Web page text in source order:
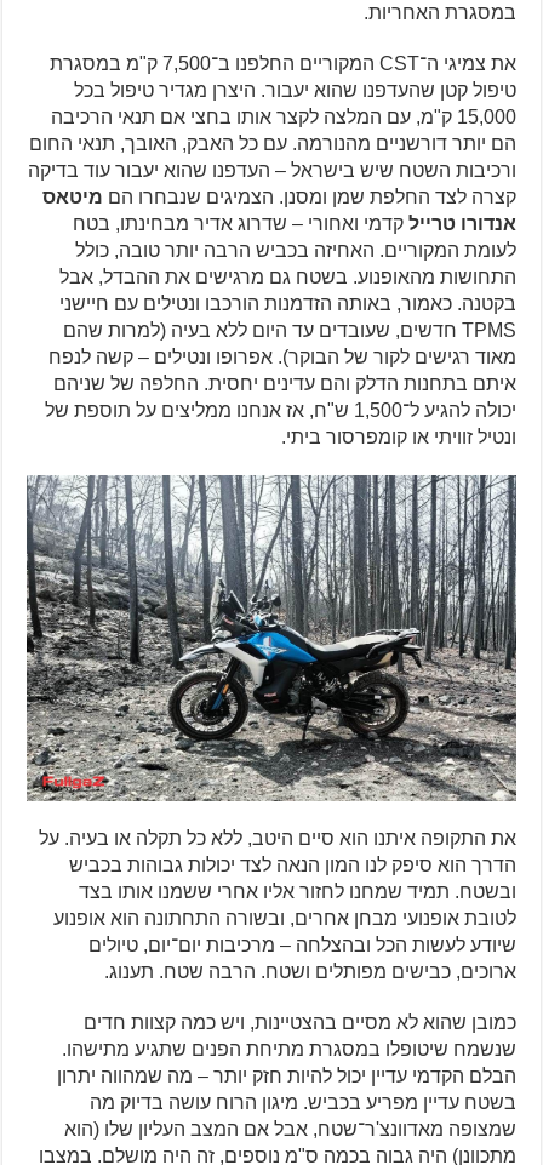
במסגרת האחריות.
את צמיגי ה־CST המקוריים החלפנו ב־7,500 ק"מ במסגרת
טיפול קטן שהעדפנו שהוא יעבור. היצרן מגדיר טיפול בכל
15,000 ק"מ, עם המלצה לקצר אותו בחצי אם תנאי הרכיבה
הם יותר דורשניים מהנורמה. עם כל האבק, האובך, תנאי החום
ורכיבות השטח שיש בישראל – העדפנו שהוא יעבור עוד בדיקה
קצרה לצד החלפת שמן ומסנן. הצמיגים שנבחרו הם מיטאס
אנדורו טרייל קדמי ואחורי – שדרוג אדיר מבחינתו, בטח
לעומת המקוריים. האחיזה בכביש הרבה יותר טובה, כולל
התחושות מהאופנוע. בשטח גם מרגישים את ההבדל, אבל
בקטנה. כאמור, באותה הזדמנות הורכבו ונטילים עם חיישני
TPMS חדשים, שעובדים עד היום ללא בעיה (למרות שהם
מאוד רגישים לקור של הבוקר). אפרופו ונטילים – קשה לנפח
איתם בתחנות הדלק והם עדינים יחסית. החלפה של שניהם
יכולה להגיע ל־1,500 ש"ח, אז אנחנו ממליצים על תוספת של
ונטיל זוויתי או קומפרסור ביתי.
את התקופה איתנו הוא סיים היטב, ללא כל תקלה או בעיה. על
הדרך הוא סיפק לנו המון הנאה לצד יכולות גבוהות בכביש
ובשטח. תמיד שמחנו לחזור אליו אחרי ששמנו אותו בצד
לטובת אופנועי מבחן אחרים, ובשורה התחתונה הוא אופנוע
שיודע לעשות הכל ובהצלחה – מרכיבות יום־יום, טיולים
ארוכים, כבישים מפותלים ושטח. הרבה שטח. תענוג.
כמובן שהוא לא מסיים בהצטיינות, ויש כמה קצוות חדים
שנשמח שיטופלו במסגרת מתיחת הפנים שתגיע מתישהו.
הבלם הקדמי עדיין יכול להיות חזק יותר – מה שמהווה יתרון
בשטח עדיין מפריע בכביש. מיגון הרוח עושה בדיוק מה
שמצופה מאדוונצ'ר־שטח, אבל אם המצב העליון שלו (הוא
מתכוונן) היה גבוה בכמה ס"מ נוספים, זה היה מושלם. במצבו